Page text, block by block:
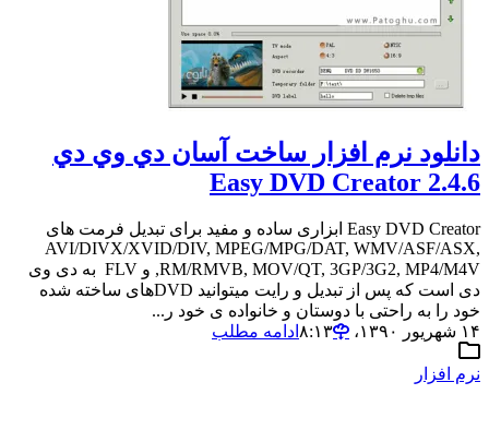
دانلود نرم افزار ساخت آسان دي وي دي
Easy DVD Creator 2.4.6
Easy DVD Creator ابزاری ساده و مفید برای تبدیل فرمت های
AVI/DIVX/XVID/DIV, MPEG/MPG/DAT, WMV/ASF/ASX,
RM/RMVB, MOV/QT, 3GP/3G2, MP4/M4V, و FLV به دی وی
دی است که پس از تبدیل و رایت میتوانید DVDهای ساخته شده
خود را به راحتی با دوستان و خانواده ی خود ر...
۱۴ شهریور ۱۳۹۰،‏ ۸:۱۳
ادامه مطلب
نرم افزار